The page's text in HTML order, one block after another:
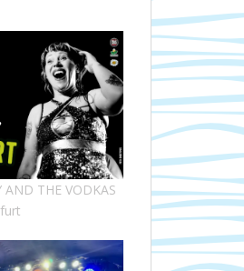
AND THE VODKAS